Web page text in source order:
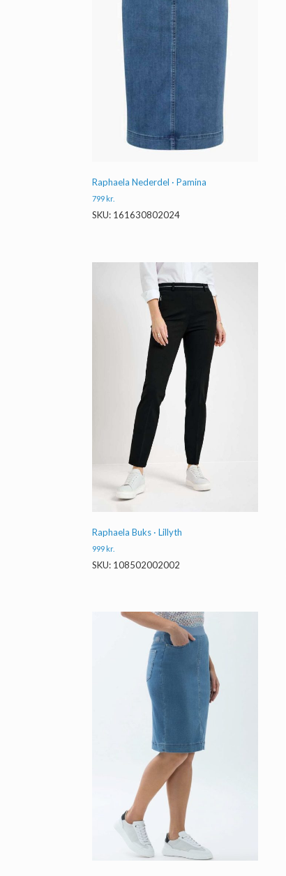
Raphaela Nederdel · Pamina
799 kr.
SKU: 161630802024
Raphaela Buks · Lillyth
999kr.
SKU: 108502002002